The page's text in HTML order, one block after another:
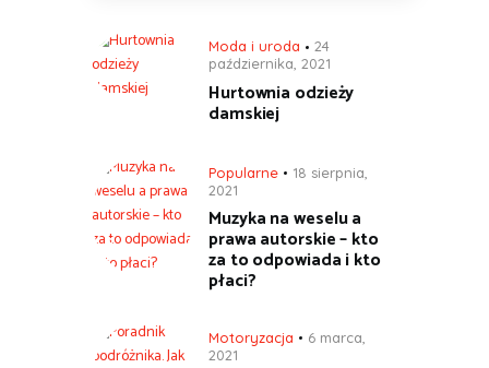
Moda i uroda
24
października, 2021
Hurtownia odzieży
damskiej
Popularne
18 sierpnia,
2021
Muzyka na weselu a
prawa autorskie – kto
za to odpowiada i kto
płaci?
Motoryzacja
6 marca,
2021